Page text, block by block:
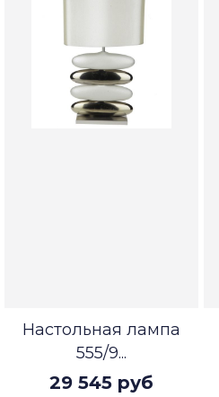
Настольная лампа
555/9...
29 545 руб